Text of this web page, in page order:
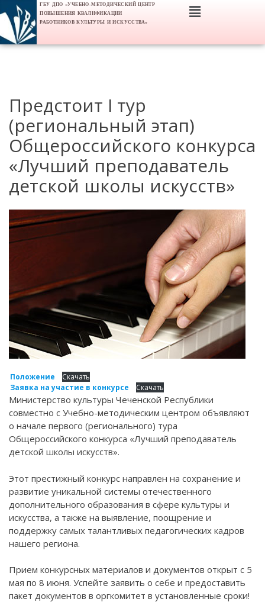
ГБУ ДПО «УЧЕБНО-МЕТОДИЧЕСКИЙ ЦЕНТР
ПОВЫШЕНИЯ КВАЛИФИКАЦИИ
РАБОТНИКОВ КУЛЬТУРЫ И ИСКУССТВА»
Предстоит I тур
(региональный этап)
Общероссийского конкурса
«Лучший преподаватель
детской школы искусств»
Положение
Скачать
Заявка на участие в конкурсе
Скачать
Министерство культуры Чеченской Республики
совместно с Учебно-методическим центром объявляют
о начале первого (регионального) тура
Общероссийского конкурса «Лучший преподаватель
детской школы искусств».
Этот престижный конкурс направлен на сохранение и
развитие уникальной системы отечественного
дополнительного образования в сфере культуры и
искусства, а также на выявление, поощрение и
поддержку самых талантливых педагогических кадров
нашего региона.
Прием конкурсных материалов и документов открыт с 5
мая по 8 июня. Успейте заявить о себе и предоставить
пакет документов в оргкомитет в установленные сроки!